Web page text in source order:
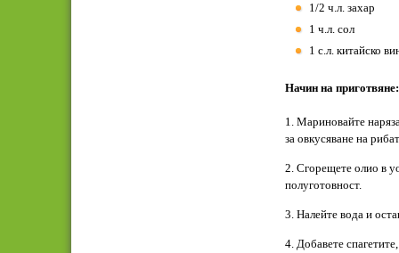
1/2 ч.л. захар
1 ч.л. сол
1 с.л. китайско
Начин на приготвяне:
1. Мариновайте
за овкусяване на
2. Сгорещете олио в
полуготовност.
3. Налейте вода и
4. Добавете